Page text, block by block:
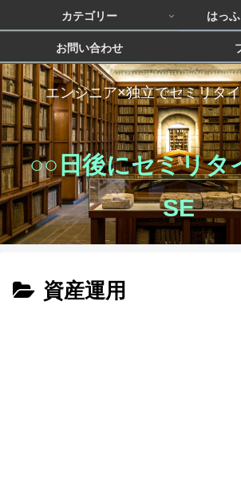
エンジニア×独立でセミリタ
○○日後にセミリタ
SE
カテゴリー はっ
お問い合わせ
資産運用